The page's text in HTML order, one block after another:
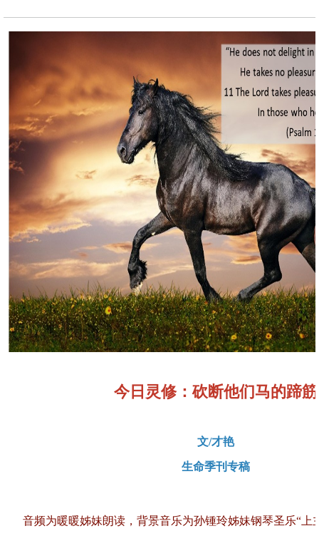
今日灵修：砍断他们马的蹄筋
文/才艳
生命季刊专稿
音频为暖暖姊妹朗读，背景音乐为孙锺玲姊妹钢琴圣乐“上